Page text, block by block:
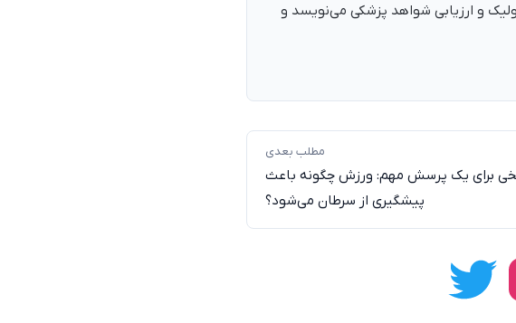
و ارزیابی شواهد پزشکی می‌نویسد و
مطلب بعدی
برای یک پرسش مهم: ورزش چگونه باعث
پیشگیری از سرطان می‌شود؟